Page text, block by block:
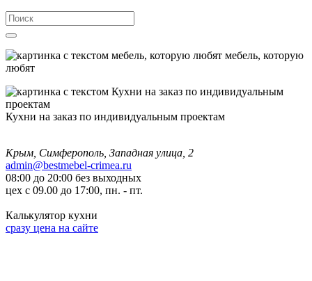
мебель, которую
любят
Кухни на заказ по индивидуальным проектам
Крым, Симферополь, Западная улица, 2
admin@bestmebel-crimea.ru
08:00 до 20:00 без выходных
цех с 09.00 до 17:00, пн. - пт.
Калькулятор кухни
сразу цена на сайте